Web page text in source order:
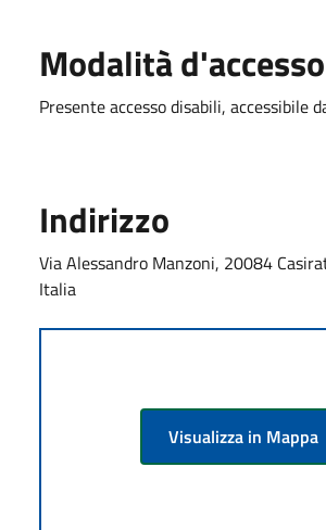
Modalità d'accesso
Presente accesso disabili, accessibile
Indirizzo
Via Alessandro Manzoni, 20084
Italia
Visualizza in Mappa